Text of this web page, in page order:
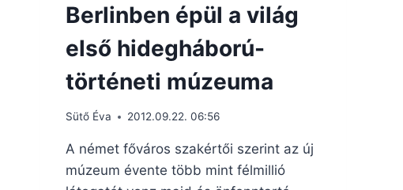
Berlinben épül a világ
első hidegháború-
történeti múzeuma
Sütő Éva 2012.09.22. 06:56
A német főváros szakértői szerint az új
múzeum évente több mint félmillió